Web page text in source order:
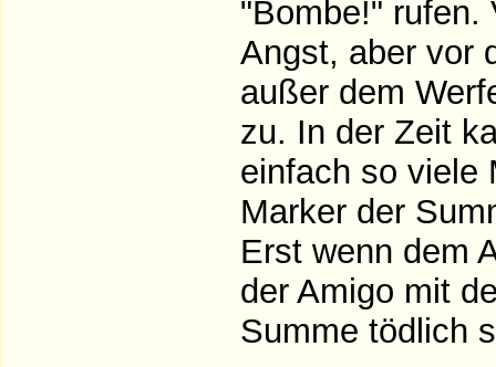
"Bombe!" rufen.
Angst, aber vor
außer dem
zu. In der Zeit
einfach so viele
Marker der
Erst wenn dem
der Amigo mit
Summe tödlich